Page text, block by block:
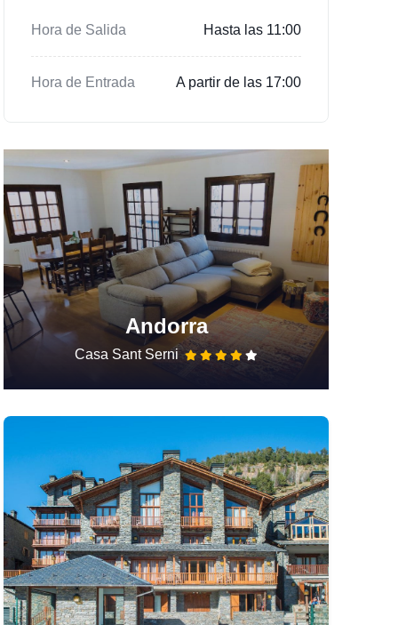
Hora de Salida Hasta las 11:00
Hora de Entrada A partir de las 17:00
Andorra
Casa Sant Serni